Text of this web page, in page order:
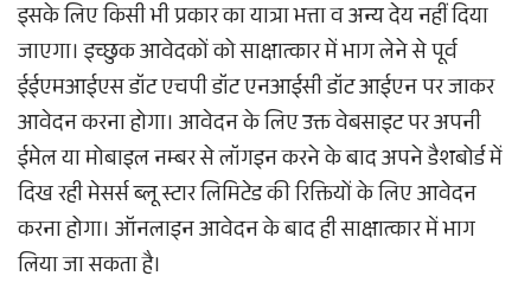
इसके लिए किसी भी प्रकार का यात्रा भत्ता व अन्य देय नहीं दिया
जाएगा। इच्छुक आवेदकों को साक्षात्कार में भाग लेने से पूर्व
ईईएमआईएस डॉट एचपी डॉट एनआईसी डॉट आईएन पर जाकर
आवेदन करना होगा। आवेदन के लिए उक्त वेबसाइट पर अपनी
ईमेल या मोबाइल नम्बर से लॉगइन करने के बाद अपने डैशबोर्ड में
दिख रही मेसर्स ब्लू स्टार लिमिटेड की रिक्तियों के लिए आवेदन
करना होगा। ऑनलाइन आवेदन के बाद ही साक्षात्कार में भाग
लिया जा सकता है।